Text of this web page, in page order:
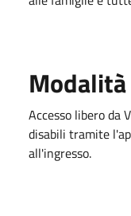
Accesso libero da
disabili tramite
all'ingresso.